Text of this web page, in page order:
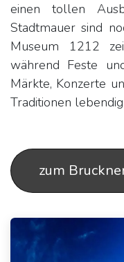
einen tollen
Stadtmauer sind
Museum 1212
während Feste
Märkte, Konzerte
Traditionen
zum